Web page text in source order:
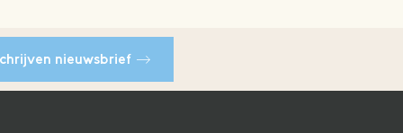
nieuwsbrief